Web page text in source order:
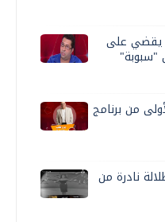
يقضي على
"سبوبة"
من برنامج
نادرة من